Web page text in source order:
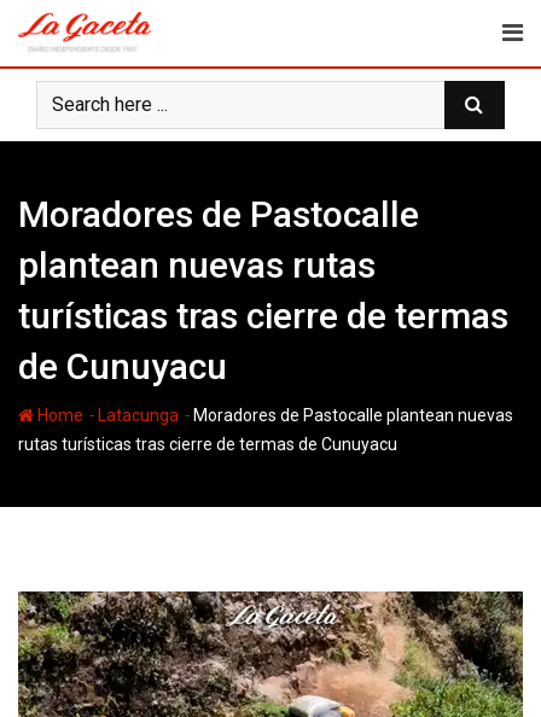
content
Moradores de Pastocalle
plantean nuevas rutas
turísticas tras cierre de termas
de Cunuyacu
Home - Latacunga - Moradores de Pastocalle plantean nuevas
rutas turísticas tras cierre de termas de Cunuyacu